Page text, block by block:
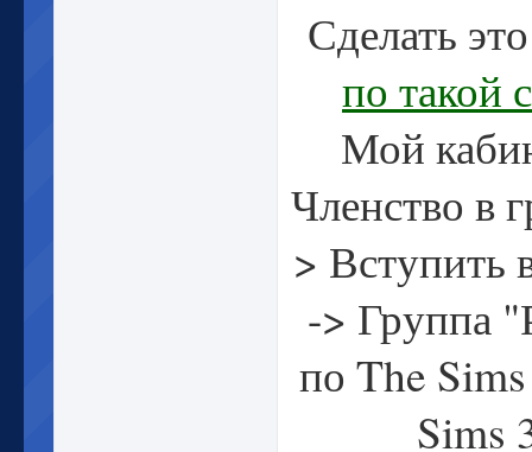
Сделать
по такой
Мой
Членство в
> Вступить
-> Группа
по The
Sims